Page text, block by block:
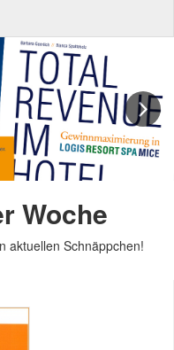
Next
Woche
aktuellen Schnäppchen!